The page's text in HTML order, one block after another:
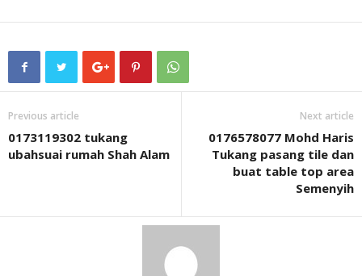
Previous article
0173119302 tukang
ubahsuai rumah Shah Alam
Next article
0176578077 Mohd Haris
Tukang pasang tile dan
buat table top area
Semenyih